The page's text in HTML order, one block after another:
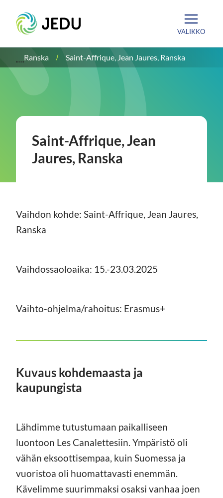
sisältöön
Etusivu
VALIKKO
Ranska Saint-Affrique, Jean Jaures, Ranska
Saint-Affrique, Jean
Jaures, Ranska
Vaihdon kohde: Saint-Affrique, Jean Jaures,
Ranska
Vaihdossaoloaika: 15.-23.03.2025
Vaihto-ohjelma/rahoitus: Erasmus+
Kuvaus kohdemaasta ja
kaupungista
Lähdimme tutustumaan paikalliseen
luontoon Les Canalettesiin. Ympäristö oli
vähän eksoottisempaa, kuin Suomessa ja
vuoristoa oli huomattavasti enemmän.
Kävelimme suurimmaksi osaksi vanhaa joen